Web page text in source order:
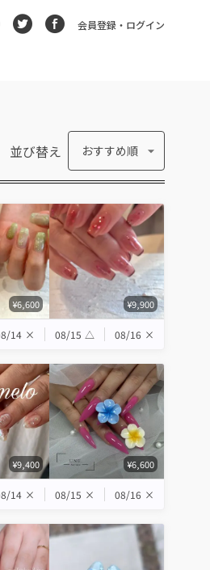
会員登録・ログイン
並び替え おすすめ順
¥6,600 ¥9,900
14 × 08/15 △ 08/16 ×
¥9,400 ¥6,600
14 × 08/15 × 08/16 ×